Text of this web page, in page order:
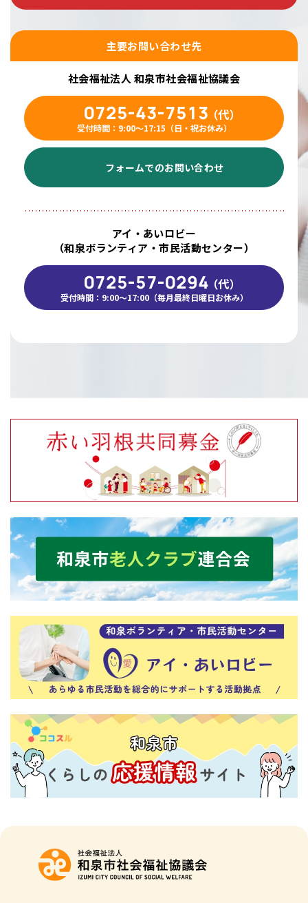
主要お問い合わせ先
社会福祉法人 和泉市社会福祉協議会
0725-43-7513（代）
受付時間：9:00〜17:15（日・祝お休み）
フォームでのお問い合わせ
アイ・あいロビー
（和泉ボランティア・市民活動センター）
0725-57-0294（代）
受付時間：9:00～17:00（毎月最終日曜日お休み）